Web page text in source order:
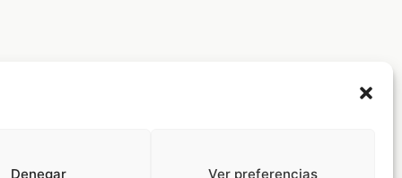
Denegar Ver preferencias